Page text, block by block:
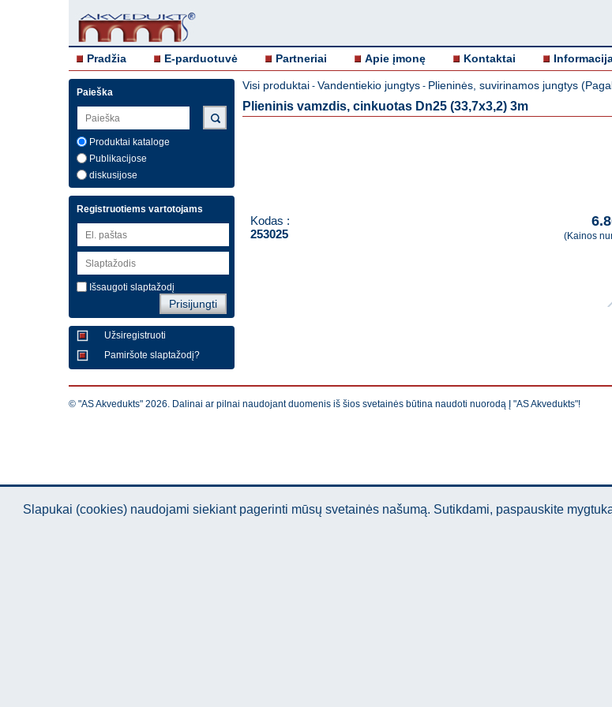
Pradžia E-parduotuvė Partneriai Apie įmonę Kontaktai
Paieška
Produktai kataloge
Publikacijose
diskusijose
Registruotiems vartotojams
Išsaugoti slaptažodį
Užsiregistruoti
Pamiršote slaptažodį?
Visi produktai - Vandentiekio jungtys - Plieninės, suvirinamos jungtys
Plieninis vamzdis, cinkuotas Dn25 (33,7x3,2) 3m
Kodas :
253025
(Kainos
© "AS Akvedukts" 2026. Dalinai ar pilnai naudojant duomenis iš šios svetainės būtina naudoti nuorodą Į "AS Akvedukts"!
Slapukai (cookies) naudojami siekiant pagerinti mūsų svetainės našumą. Sutikdami, paspauskite mygtuką